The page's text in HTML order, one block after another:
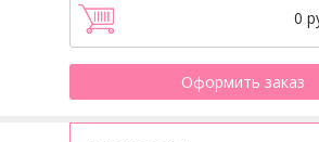
0
Оформить заказ